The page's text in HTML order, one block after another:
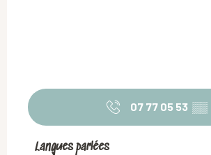
07 77 05 53 ▒▒
Langues parlées
Langues parlées